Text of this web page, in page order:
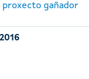
proxecto gañador